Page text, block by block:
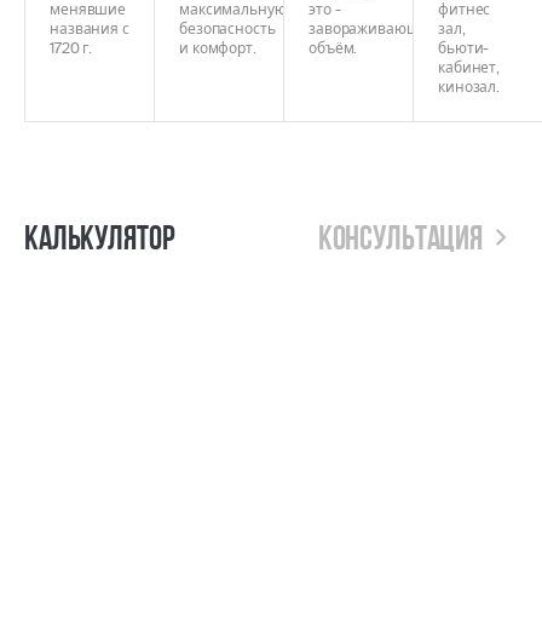
менявшие
названия с
1720 г.
максимальную
безопасность
и комфорт.
это -
завораживающий
объём.
фитнес
зал,
бьюти-
кабинет,
кинозал.
Калькулятор Консультация